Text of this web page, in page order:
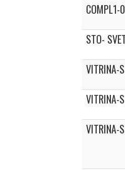
COMPL1-
STO-
VITRINA-
VITRINA-
VITRINA-